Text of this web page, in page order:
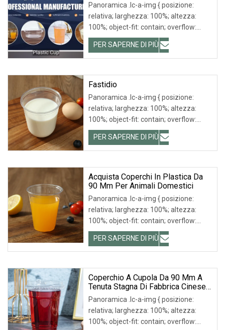
Panoramica .lc-a-img { posizione:
relativa; larghezza: 100%; altezza:
100%; object-fit: contain; overflow:
hidden;}.lc-a-img .img-content {
posizione: assoluta; in alto: 0; a sinistra:
0; larghezza: 100%; altezza: 100%;
PER SAPERNE DI PIÙ
Fastidio
Panoramica .lc-a-img { posizione:
relativa; larghezza: 100%; altezza:
100%; object-fit: contain; overflow:
hidden;}.lc-a-img .img-content {
posizione: assoluta; in alto: 0; a sinistra:
0; larghezza: 100%; altezza: 100%;
PER SAPERNE DI PIÙ
Acquista Coperchi In Plastica Da
90 Mm Per Animali Domestici
Panoramica .lc-a-img { posizione:
relativa; larghezza: 100%; altezza:
100%; object-fit: contain; overflow:
hidden;}.lc-a-img .img-content {
posizione: assoluta; in alto: 0; a sinistra:
0; larghezza: 100%; altezza: 100%;
PER SAPERNE DI PIÙ
Coperchio A Cupola Da 90 Mm A
Tenuta Stagna Di Fabbrica Cinese
Utilizzato Per Bicchieri Di Plastica
Per Imballaggio Di Bevande
Panoramica .lc-a-img { posizione:
relativa; larghezza: 100%; altezza:
100%; object-fit: contain; overflow: